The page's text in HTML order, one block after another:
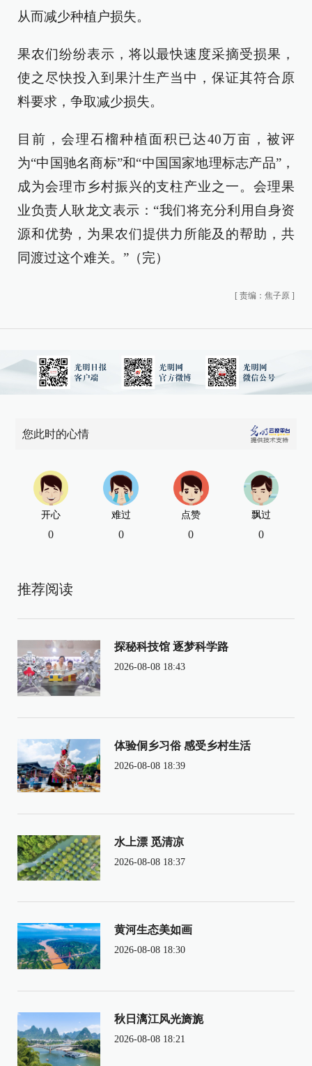
从而减少种植户损失。
果农们纷纷表示，将以最快速度采摘受损果，
使之尽快投入到果汁生产当中，保证其符合原
料要求，争取减少损失。
目前，会理石榴种植面积已达40万亩，被评
为“中国驰名商标”和“中国国家地理标志产品”，
成为会理市乡村振兴的支柱产业之一。会理果
业负责人耿龙文表示：“我们将充分利用自身资
源和优势，为果农们提供力所能及的帮助，共
同渡过这个难关。”（完）
[ 责编：焦子原 ]
您此时的心情
开心
0
难过
0
点赞
0
飘过
0
推荐阅读
探秘科技馆 逐梦科学路
2026-08-08 18:43
体验侗乡习俗 感受乡村生活
2026-08-08 18:39
水上漂 觅清凉
2026-08-08 18:37
黄河生态美如画
2026-08-08 18:30
秋日漓江风光旖旎
2026-08-08 18:21